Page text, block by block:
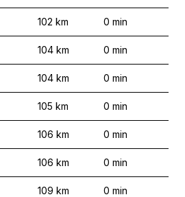
102 km 0 min
104 km 0 min
104 km 0 min
105 km 0 min
106 km 0 min
106 km 0 min
109 km 0 min